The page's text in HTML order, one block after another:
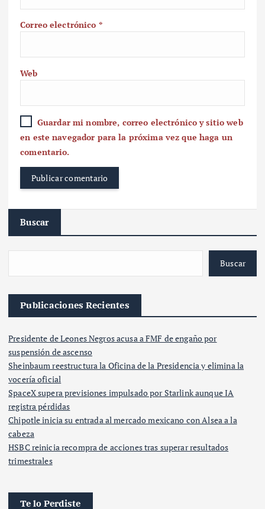
Correo electrónico *
Web
Guardar mi nombre, correo electrónico y sitio web
en este navegador para la próxima vez que haga un
comentario.
Buscar
Buscar
Publicaciones Recientes
Presidente de Leones Negros acusa a FMF de engaño por
suspensión de ascenso
Sheinbaum reestructura la Oficina de la Presidencia y elimina la
vocería oficial
SpaceX supera previsiones impulsado por Starlink aunque IA
registra pérdidas
Chipotle inicia su entrada al mercado mexicano con Alsea a la
cabeza
HSBC reinicia recompra de acciones tras superar resultados
trimestrales
Te lo Perdiste